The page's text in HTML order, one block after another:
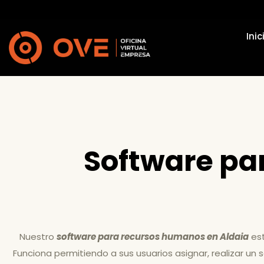
Software
Nuestro software para recursos humanos en Aldaia
Funciona permitiendo a sus usuarios asignar, realizar